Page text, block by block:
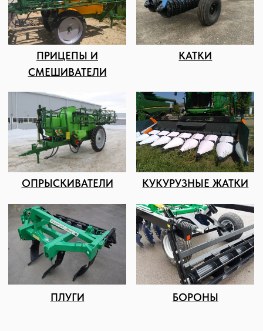
КОНТАКТЫ И АДРЕС
Подбор и обслуживание
сельхозтехники для Вас
8 (8652) 64-10-67
info26@kast26.ru
Получить консультацию
Телефон
E-mail
ИНН2635209129
ОГРН1152651008366